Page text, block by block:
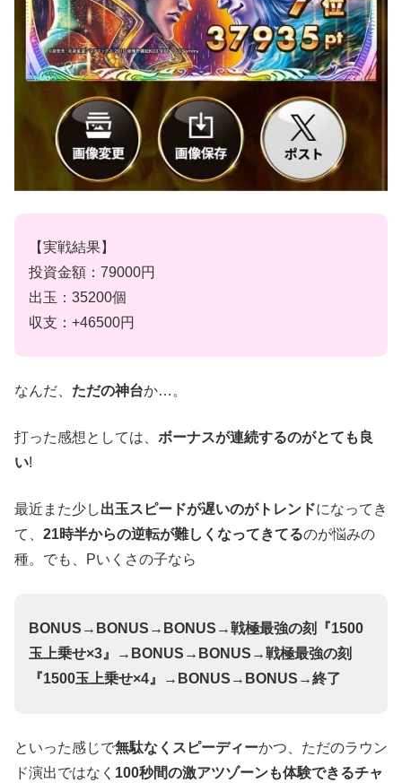
【実戦結果】
投資金額：79000円
出玉：35200個
収支：+46500円
なんだ、 ただの神台か…。
打った感想としては、 ボーナスが連続するのがとても良
い!
最近また少し出玉スピードが遅いのがトレンドになってき
て、 21時半からの逆転が難しくなってきてるのが悩みの
種。でも、Pいくさの子なら
BONUS→BONUS→BONUS→戦極最強の刻『1500
玉上乗せ×3』→BONUS→BONUS→戦極最強の刻
『1500玉上乗せ×4』→BONUS→BONUS→終了
といった感じで無駄なくスピーディーかつ、ただのラウン
ド演出ではなく 100秒間の激アツゾーンも体験できるチャ